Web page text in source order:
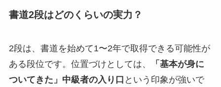
書道2段はどのくらいの実力？
2段は、書道を始めて1〜2年で取得できる可能性が
ある段位です。位置づけとしては、
「基本が身に
ついてきた」中級者の入り口 という印象が強いで